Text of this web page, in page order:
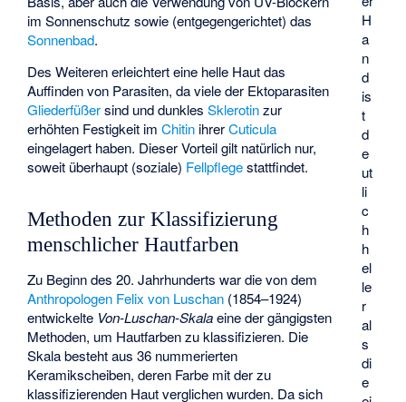
H
a
n
d
is
t
d
e
ut
li
c
h
h
el
le
r
al
s
di
e
im Sonnenschutz sowie (entgegengerichtet) das
Sonnenbad.
Des Weiteren erleichtert eine helle Haut das
Auffinden von Parasiten, da viele der Ektoparasiten
Gliederfüßersind und dunklesSklerotinzur
erhöhten Festigkeit imChitin ihrerCuticula
eingelagert haben. Dieser Vorteil gilt natürlich nur,
soweit überhaupt (soziale) Fellpflegestattfindet.
Methoden zur Klassifizierung
menschlicher Hautfarben
Zu Beginn des 20. Jahrhunderts war die von dem
Anthropologen Felix von Luschan (1854–1924)
entwickelte Von-Luschan-Skalaeine der gängigsten
Methoden, um Hautfarben zu klassifizieren. Die
Skala besteht aus 36 nummerierten
Keramikscheiben, deren Farbe mit der zu
klassifizierenden Haut verglichen wurden. Da sich